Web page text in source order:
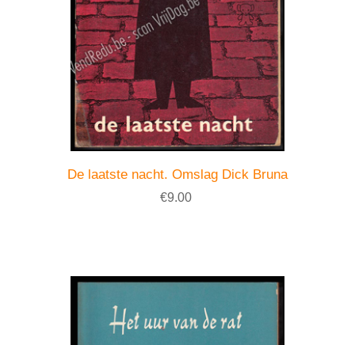
De laatste nacht. Omslag Dick Bruna
€9.00